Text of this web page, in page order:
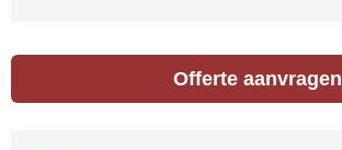
Offerte aanvragen